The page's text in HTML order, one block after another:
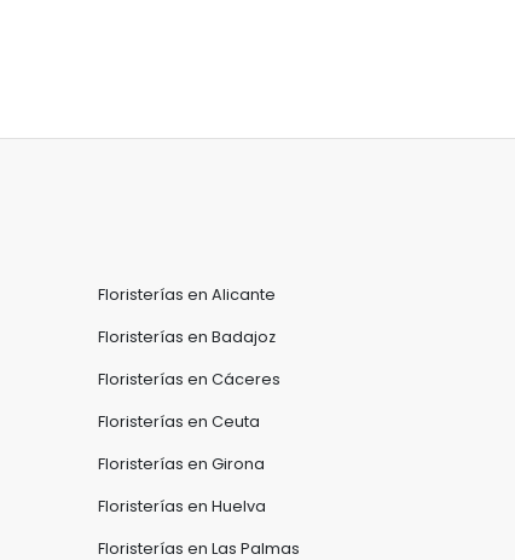
Floristerías en Alicante
Floristerías en Badajoz
Floristerías en Cáceres
Floristerías en Ceuta
Floristerías en Girona
Floristerías en Huelva
Floristerías en Las Palmas